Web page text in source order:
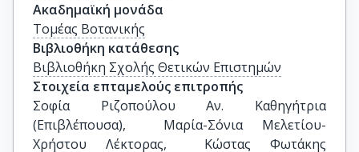
Ακαδημαϊκή μονάδα
Τομέας Βοτανικής
Βιβλιοθήκη κατάθεσης
Βιβλιοθήκη Σχολής Θετικών Επιστημών
Στοιχεία επταμελούς επιτροπής
Σοφία Ριζοπούλου Αν. Καθηγήτρια
(Επιβλέπουσα),  Μαρία-Σόνια Μελετίου-
Χρήστου Λέκτορας,  Κώστας Φωτάκης